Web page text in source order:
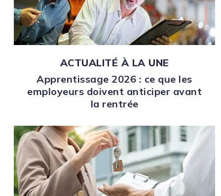
ACTUALITÉ À LA UNE
Apprentissage 2026 : ce que les
employeurs doivent anticiper avant
la rentrée